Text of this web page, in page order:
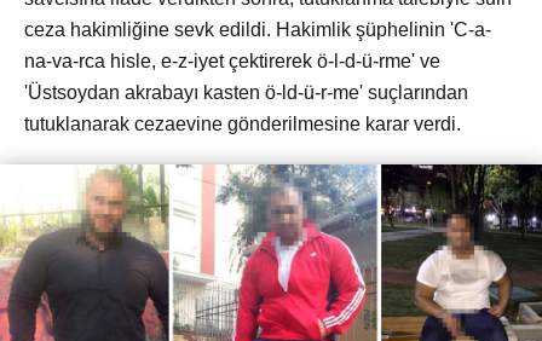
ceza hakimliğine sevk edildi. Hakimlik şüphelinin 'C-a-
na-va-rca hisle, e-z-iyet çektirerek ö-l-d-ü-rme' ve
'Üstsoydan akrabayı kasten ö-ld-ü-r-me' suçlarından
tutuklanarak cezaevine gönderilmesine karar verdi.